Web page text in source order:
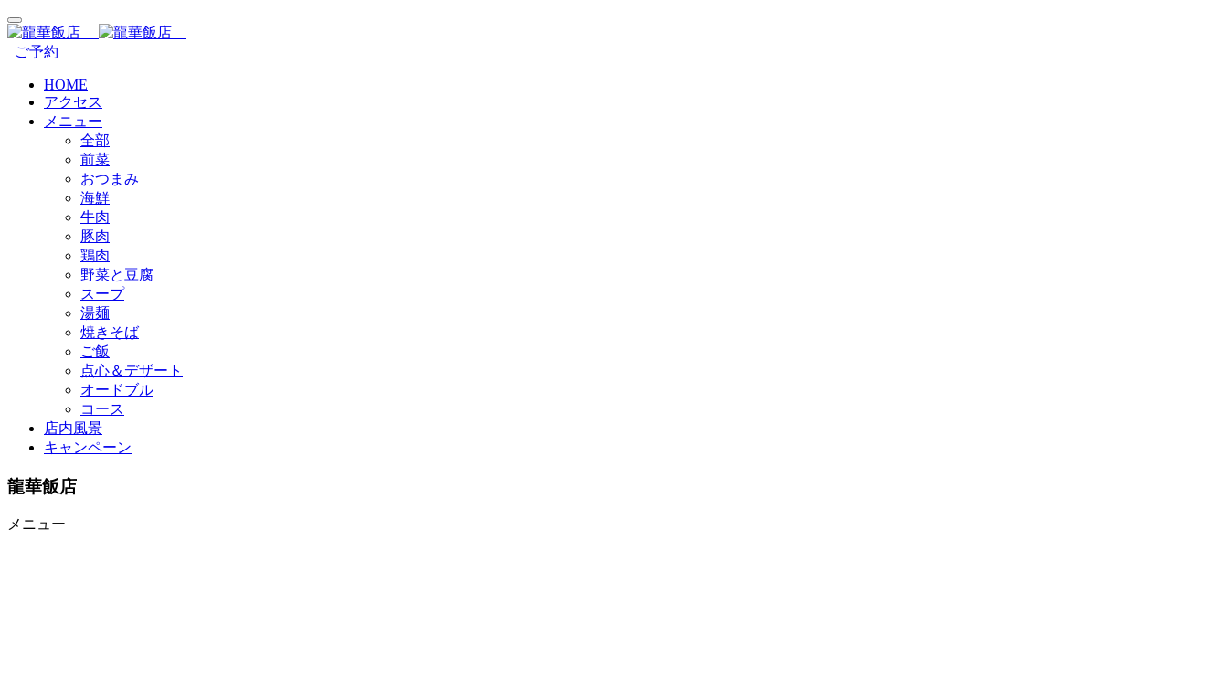
ご予約
HOME
アクセス
メニュー
全部
前菜
おつまみ
海鮮
牛肉
豚肉
鶏肉
野菜と豆腐
スープ
湯麺
焼きそば
ご飯
点心＆デザート
オードブル
コース
店内風景
キャンペーン
龍華飯店
メニュー